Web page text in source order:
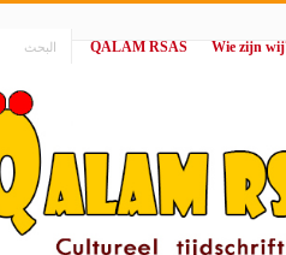
|
QALAM RSAS